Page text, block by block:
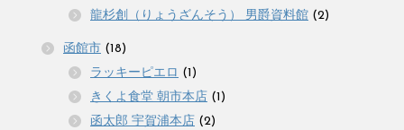
龍杉創（りょうざんそう） 男爵資料館 (2)
函館市 (18)
ラッキーピエロ (1)
きくよ食堂 朝市本店 (1)
函太郎 宇賀浦本店 (2)